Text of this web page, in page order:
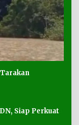
Siap Perkuat